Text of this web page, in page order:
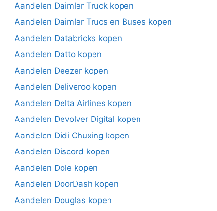
Aandelen Daimler Truck kopen
Aandelen Daimler Trucs en Buses kopen
Aandelen Databricks kopen
Aandelen Datto kopen
Aandelen Deezer kopen
Aandelen Deliveroo kopen
Aandelen Delta Airlines kopen
Aandelen Devolver Digital kopen
Aandelen Didi Chuxing kopen
Aandelen Discord kopen
Aandelen Dole kopen
Aandelen DoorDash kopen
Aandelen Douglas kopen